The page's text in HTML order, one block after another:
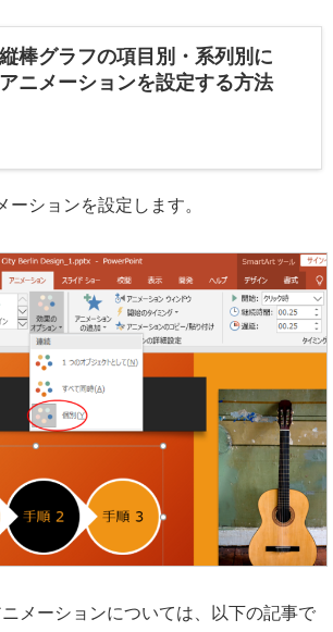
縦棒グラフの項目別・系列別に
アニメーションを設定する方法
ーションを設定します。
メーションについては、以下の記事で